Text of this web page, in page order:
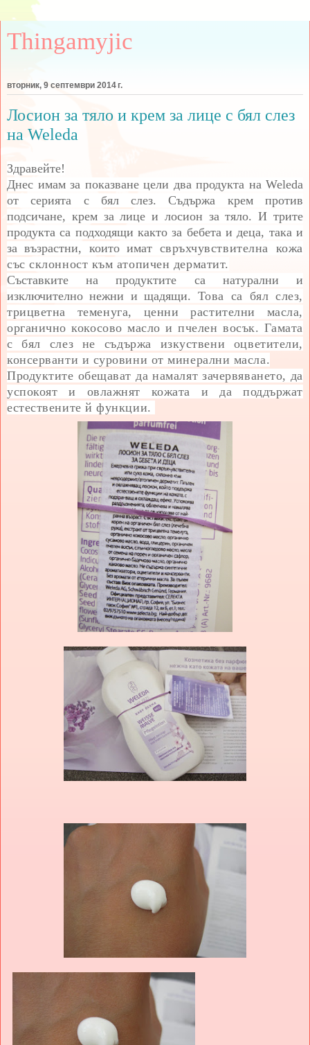
Thingamyjic
вторник, 9 септември 2014 г.
Лосион за тяло и крем за лице с бял слез
на Weleda
Здравейте!
Днес имам за показване цели два продукта на Weleda
от серията с бял слез. Съдържа крем против
подсичане, крем за лице и лосион за тяло. И трите
продукта са подходящи както за бебета и деца, така и
за възрастни, които имат свръхчувствителна кожа
със склонност към атопичен дерматит.
Съставките на продуктите са натурални и
изключително нежни и щадящи. Това са бял слез,
трицветна теменуга, ценни растителни масла,
органично кокосово масло и пчелен восък. Гамата
с бял слез не съдържа изкуствени оцветители,
консерванти и суровини от минерални масла.
Продуктите обещават да намалят зачервяването, да
успокоят и овлажнят кожата и да поддържат
естествените й функции.